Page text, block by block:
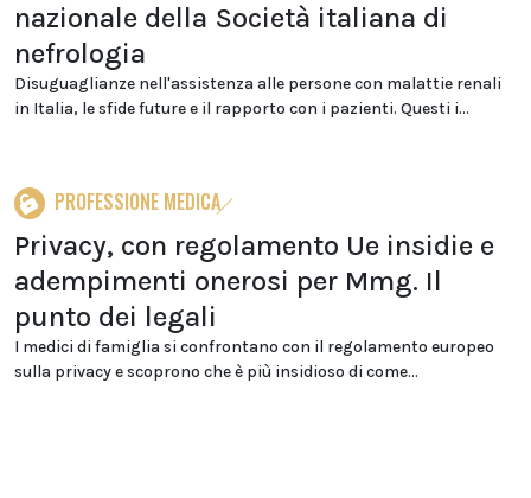
nazionale della Società italiana di
nefrologia
Disuguaglianze nell'assistenza alle persone con malattie renali
in Italia, le sfide future e il rapporto con i pazienti. Questi i...
PROFESSIONE MEDICA
Privacy, con regolamento Ue insidie e
adempimenti onerosi per Mmg. Il
punto dei legali
I medici di famiglia si confrontano con il regolamento europeo
sulla privacy e scoprono che è più insidioso di come...